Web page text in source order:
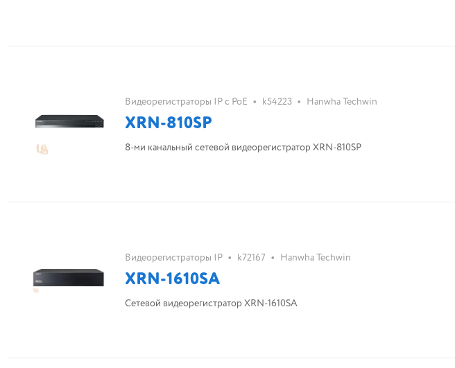
Видеорегистраторы IP с PoE • k54223 • Hanwha Techwin
XRN-810SP
8-ми канальный сетевой видеорегистратор XRN-810SP
Видеорегистраторы IP • k72167 • Hanwha Techwin
XRN-1610SA
Сетевой видеорегистратор XRN-1610SA